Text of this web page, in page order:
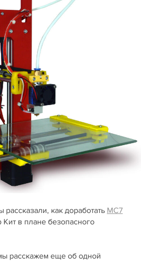
как доработать MC7
Кит в плане безопасного
расскажем еще об одной